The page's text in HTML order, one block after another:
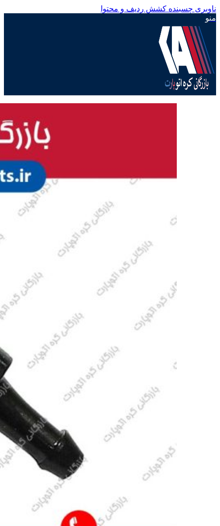
ناوبری چسبنده کشش ردیف و محتوا
منو